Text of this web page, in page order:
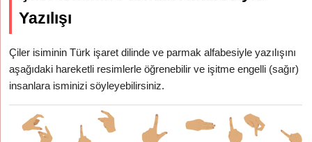
Yazılışı
Çiler isiminin Türk işaret dilinde ve parmak alfabesiyle yazılışını
aşağıdaki hareketli resimlerle öğrenebilir ve işitme engelli (sağır)
insanlara isminizi söyleyebilirsiniz.